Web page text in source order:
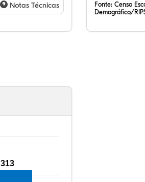
Notas Técnicas Fonte: Censo
Demográfico/
313